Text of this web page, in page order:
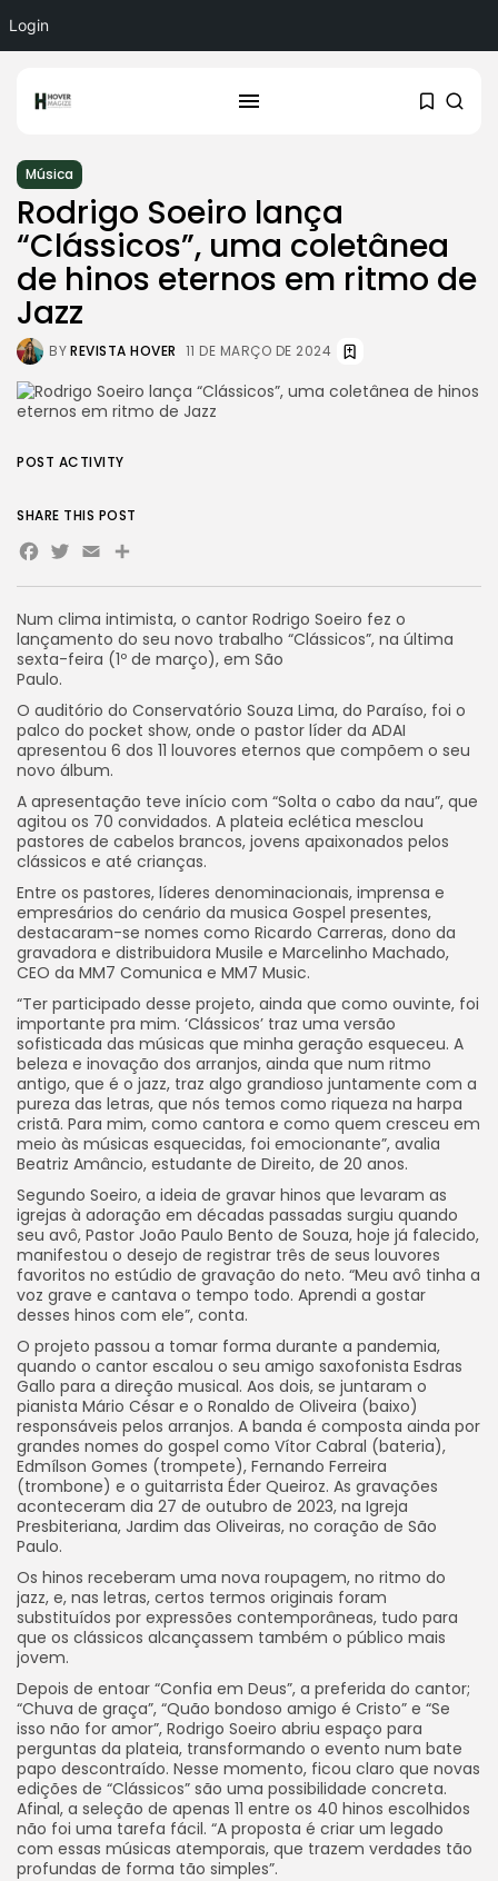
Login
Música
Rodrigo Soeiro lança
“Clássicos”, uma coletânea
de hinos eternos em ritmo de
Jazz
BYREVISTA HOVER 11 DE MARÇO DE 2024
Num clima intimista, o cantor Rodrigo Soeiro fez o
lançamento do seu novo trabalho “Clássicos”, na última
sexta-feira (1º de março), em São
Paulo.
O auditório do Conservatório Souza Lima, do Paraíso, foi o
palco do pocket show, onde o pastor líder da ADAI
apresentou 6 dos 11 louvores eternos que compõem o seu
novo álbum.
A apresentação teve início com “Solta o cabo da nau”, que
agitou os 70 convidados. A plateia eclética mesclou
pastores de cabelos brancos, jovens apaixonados pelos
clássicos e até crianças.
Entre os pastores, líderes denominacionais, imprensa e
empresários do cenário da musica Gospel presentes,
destacaram-se nomes como Ricardo Carreras, dono da
gravadora e distribuidora Musile e Marcelinho Machado,
CEO da MM7 Comunica e MM7 Music.
“Ter participado desse projeto, ainda que como ouvinte, foi
importante pra mim. ‘Clássicos’ traz uma versão
sofisticada das músicas que minha geração esqueceu. A
beleza e inovação dos arranjos, ainda que num ritmo
antigo, que é o jazz, traz algo grandioso juntamente com a
pureza das letras, que nós temos como riqueza na harpa
cristã. Para mim, como cantora e como quem cresceu em
meio às músicas esquecidas, foi emocionante”, avalia
Beatriz Amâncio, estudante de Direito, de 20 anos.
Segundo Soeiro, a ideia de gravar hinos que levaram as
igrejas à adoração em décadas passadas surgiu quando
seu avô, Pastor João Paulo Bento de Souza, hoje já falecido,
manifestou o desejo de registrar três de seus louvores
favoritos no estúdio de gravação do neto. “Meu avô tinha a
voz grave e cantava o tempo todo. Aprendi a gostar
desses hinos com ele”, conta.
O projeto passou a tomar forma durante a pandemia,
quando o cantor escalou o seu amigo saxofonista Esdras
Gallo para a direção musical. Aos dois, se juntaram o
pianista Mário César e o Ronaldo de Oliveira (baixo)
responsáveis pelos arranjos. A banda é composta ainda por
grandes nomes do gospel como Vítor Cabral (bateria),
Edmílson Gomes (trompete), Fernando Ferreira
(trombone) e o guitarrista Éder Queiroz. As gravações
aconteceram dia 27 de outubro de 2023, na Igreja
Presbiteriana, Jardim das Oliveiras, no coração de São
Paulo.
Os hinos receberam uma nova roupagem, no ritmo do
jazz, e, nas letras, certos termos originais foram
substituídos por expressões contemporâneas, tudo para
que os clássicos alcançassem também o público mais
jovem.
Depois de entoar “Confia em Deus”, a preferida do cantor;
“Chuva de graça”, “Quão bondoso amigo é Cristo” e “Se
isso não for amor”, Rodrigo Soeiro abriu espaço para
perguntas da plateia, transformando o evento num bate
papo descontraído. Nesse momento, ficou claro que novas
edições de “Clássicos” são uma possibilidade concreta.
Afinal, a seleção de apenas 11 entre os 40 hinos escolhidos
não foi uma tarefa fácil. “A proposta é criar um legado
com essas músicas atemporais, que trazem verdades tão
profundas de forma tão simples”.
POST ACTIVITY
SHARE THIS POST
Facebook
Twitter
EmailShare